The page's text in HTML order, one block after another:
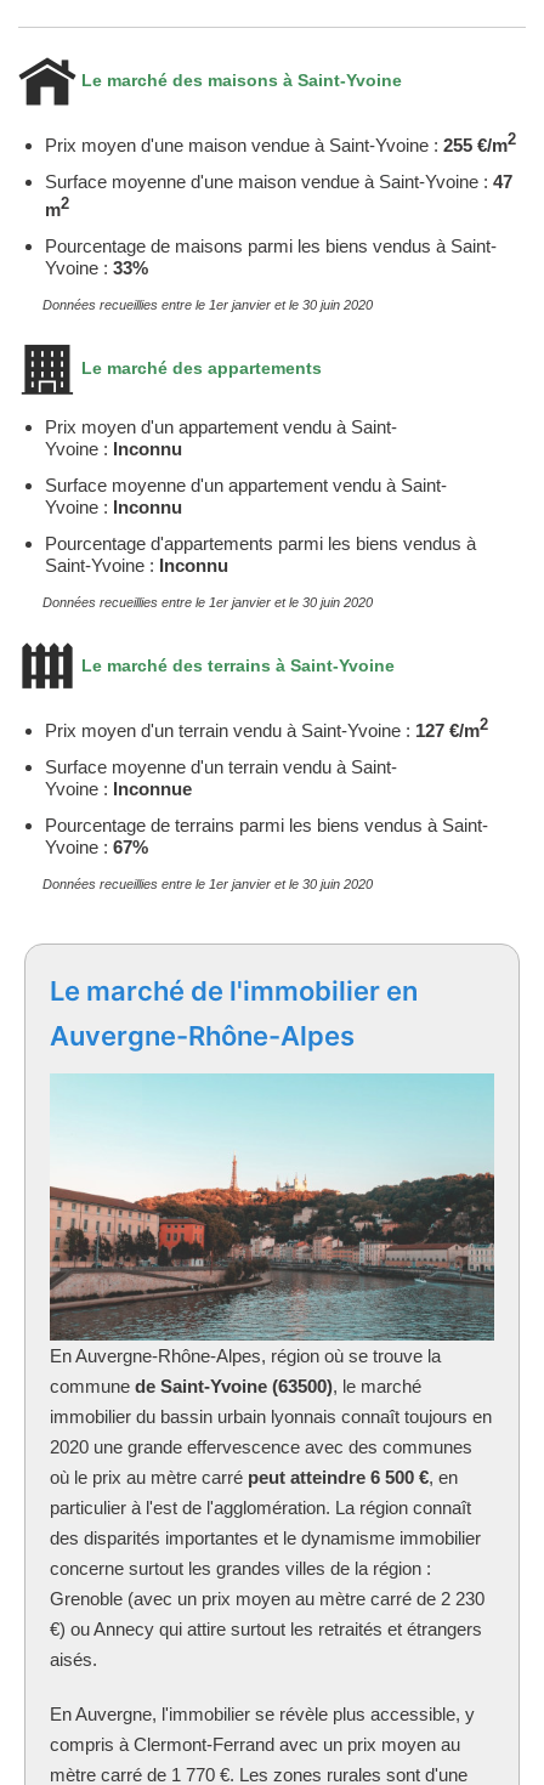
Le marché des maisons à Saint-Yvoine
Prix moyen d'une maison vendue à Saint-Yvoine : 255 €/m2
Surface moyenne d'une maison vendue à Saint-Yvoine : 47
m2
Pourcentage de maisons parmi les biens vendus à Saint-
Yvoine : 33%
Données recueillies entre le 1er janvier et le 30 juin 2020
Le marché des appartements
Prix moyen d'un appartement vendu à Saint-
Yvoine : Inconnu
Surface moyenne d'un appartement vendu à Saint-
Yvoine : Inconnu
Pourcentage d'appartements parmi les biens vendus à
Saint-Yvoine : Inconnu
Données recueillies entre le 1er janvier et le 30 juin 2020
Le marché des terrains à Saint-Yvoine
Prix moyen d'un terrain vendu à Saint-Yvoine : 127 €/m2
Surface moyenne d'un terrain vendu à Saint-
Yvoine : Inconnue
Pourcentage de terrains parmi les biens vendus à Saint-
Yvoine : 67%
Données recueillies entre le 1er janvier et le 30 juin 2020
Le marché de l'immobilier en
Auvergne-Rhône-Alpes
En Auvergne-Rhône-Alpes, région où se trouve la
commune de Saint-Yvoine (63500), le marché
immobilier du bassin urbain lyonnais connaît toujours en
2020 une grande effervescence avec des communes
où le prix au mètre carré peut atteindre 6 500 €, en
particulier à l'est de l'agglomération. La région connaît
des disparités importantes et le dynamisme immobilier
concerne surtout les grandes villes de la région :
Grenoble (avec un prix moyen au mètre carré de 2 230
€) ou Annecy qui attire surtout les retraités et étrangers
aisés.
En Auvergne, l'immobilier se révèle plus accessible, y
compris à Clermont-Ferrand avec un prix moyen au
mètre carré de 1 770 €. Les zones rurales sont d'une